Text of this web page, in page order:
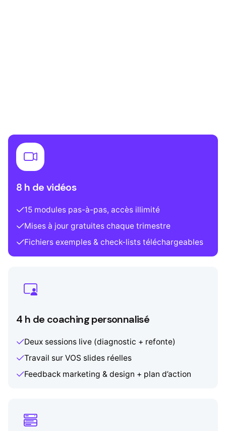
8 h de vidéos
15 modules pas-à-pas, accès illimité
Mises à jour gratuites chaque trimestre
Fichiers exemples & check-lists téléchargeables
4 h de coaching personnalisé
Deux sessions live (diagnostic + refonte)
Travail sur VOS slides réelles
Feedback marketing & design + plan d’action